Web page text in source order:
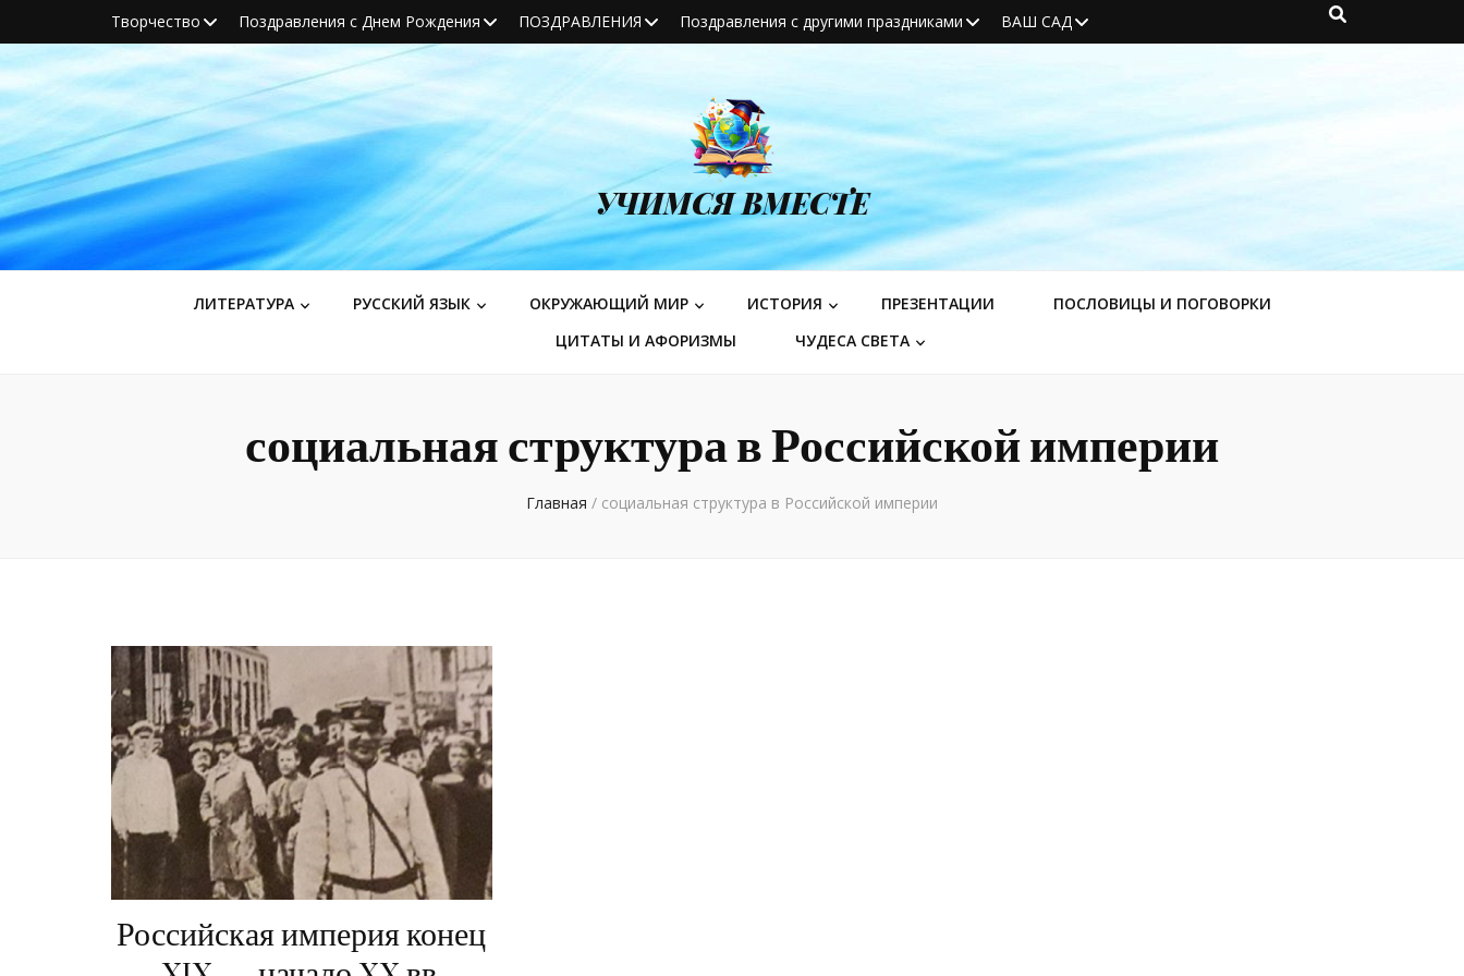
Творчество Поздравления с Днем Рождения ПОЗДРАВЛЕНИЯ Поздравления с другими праздниками ВАШ САД
УЧИМСЯ ВМЕСТЕ
ЛИТЕРАТУРА РУССКИЙ ЯЗЫК ОКРУЖАЮЩИЙ МИР ИСТОРИЯ ПРЕЗЕНТАЦИИ
ПОСЛОВИЦЫ И ПОГОВОРКИ
ЦИТАТЫ И АФОРИЗМЫ
ЧУДЕСА СВЕТА
социальная структура в Российской империи
Главная / социальная структура в Российской империи
Российская империя конец